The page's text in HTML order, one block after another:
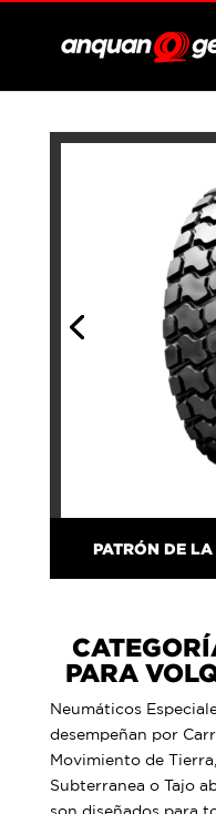
PATRÓN DE
PARA
Neumáticos
desempeñan por
Movimiento de
Subterranea o Tajo